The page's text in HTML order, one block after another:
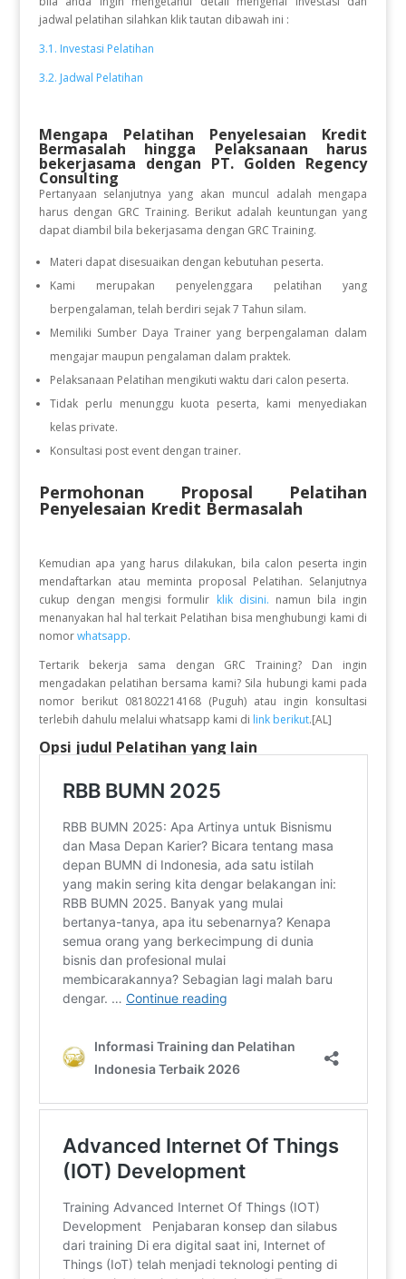
jadwal pelatihan silahkan klik tautan dibawah ini :
3.1. Investasi Pelatihan
3.2. Jadwal Pelatihan
Mengapa Pelatihan Penyelesaian Kredit
Bermasalah hingga Pelaksanaan harus
bekerjasama dengan PT. Golden Regency
Consulting
Pertanyaan selanjutnya yang akan muncul adalah mengapa
harus dengan GRC Training. Berikut adalah keuntungan yang
dapat diambil bila bekerjasama dengan GRC Training.
Materi dapat disesuaikan dengan kebutuhan peserta.
Kami merupakan penyelenggara pelatihan yang
berpengalaman, telah berdiri sejak 7 Tahun silam.
Memiliki Sumber Daya Trainer yang berpengalaman dalam
mengajar maupun pengalaman dalam praktek.
Pelaksanaan Pelatihan mengikuti waktu dari calon peserta.
Tidak perlu menunggu kuota peserta, kami menyediakan
kelas private.
Konsultasi post event dengan trainer.
Permohonan Proposal Pelatihan
Penyelesaian Kredit Bermasalah
Kemudian apa yang harus dilakukan, bila calon peserta ingin
mendaftarkan atau meminta proposal Pelatihan. Selanjutnya
cukup dengan mengisi formulir klik disini. namun bila ingin
menanyakan hal hal terkait Pelatihan bisa menghubungi kami di
nomor whatsapp.
Tertarik bekerja sama dengan GRC Training? Dan ingin
mengadakan pelatihan bersama kami? Sila hubungi kami pada
nomor berikut 081802214168 (Puguh) atau ingin konsultasi
terlebih dahulu melalui whatsapp kami di link berikut.[AL]
Opsi judul Pelatihan yang lain